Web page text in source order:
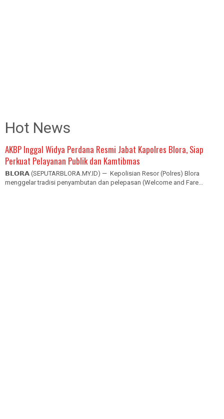
Hot News
AKBP Inggal Widya Perdana Resmi Jabat Kapolres Blora, Siap
Perkuat Pelayanan Publik dan Kamtibmas
𝗕𝗟𝗢𝗥𝗔 (SEPUTARBLORA.MY.ID) — Kepolisian Resor (Polres) Blora
menggelar tradisi penyambutan dan pelepasan (Welcome and Fare...